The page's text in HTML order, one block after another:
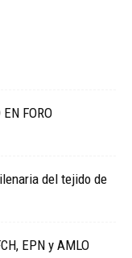
FORO
del tejido de
EPN y AMLO